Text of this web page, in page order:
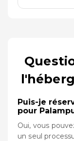
Puis-je
pour
Oui, vous
un seul